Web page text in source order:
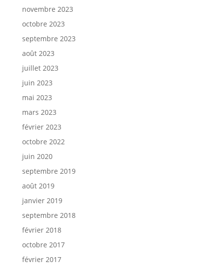
novembre 2023
octobre 2023
septembre 2023
août 2023
juillet 2023
juin 2023
mai 2023
mars 2023
février 2023
octobre 2022
juin 2020
septembre 2019
août 2019
janvier 2019
septembre 2018
février 2018
octobre 2017
février 2017